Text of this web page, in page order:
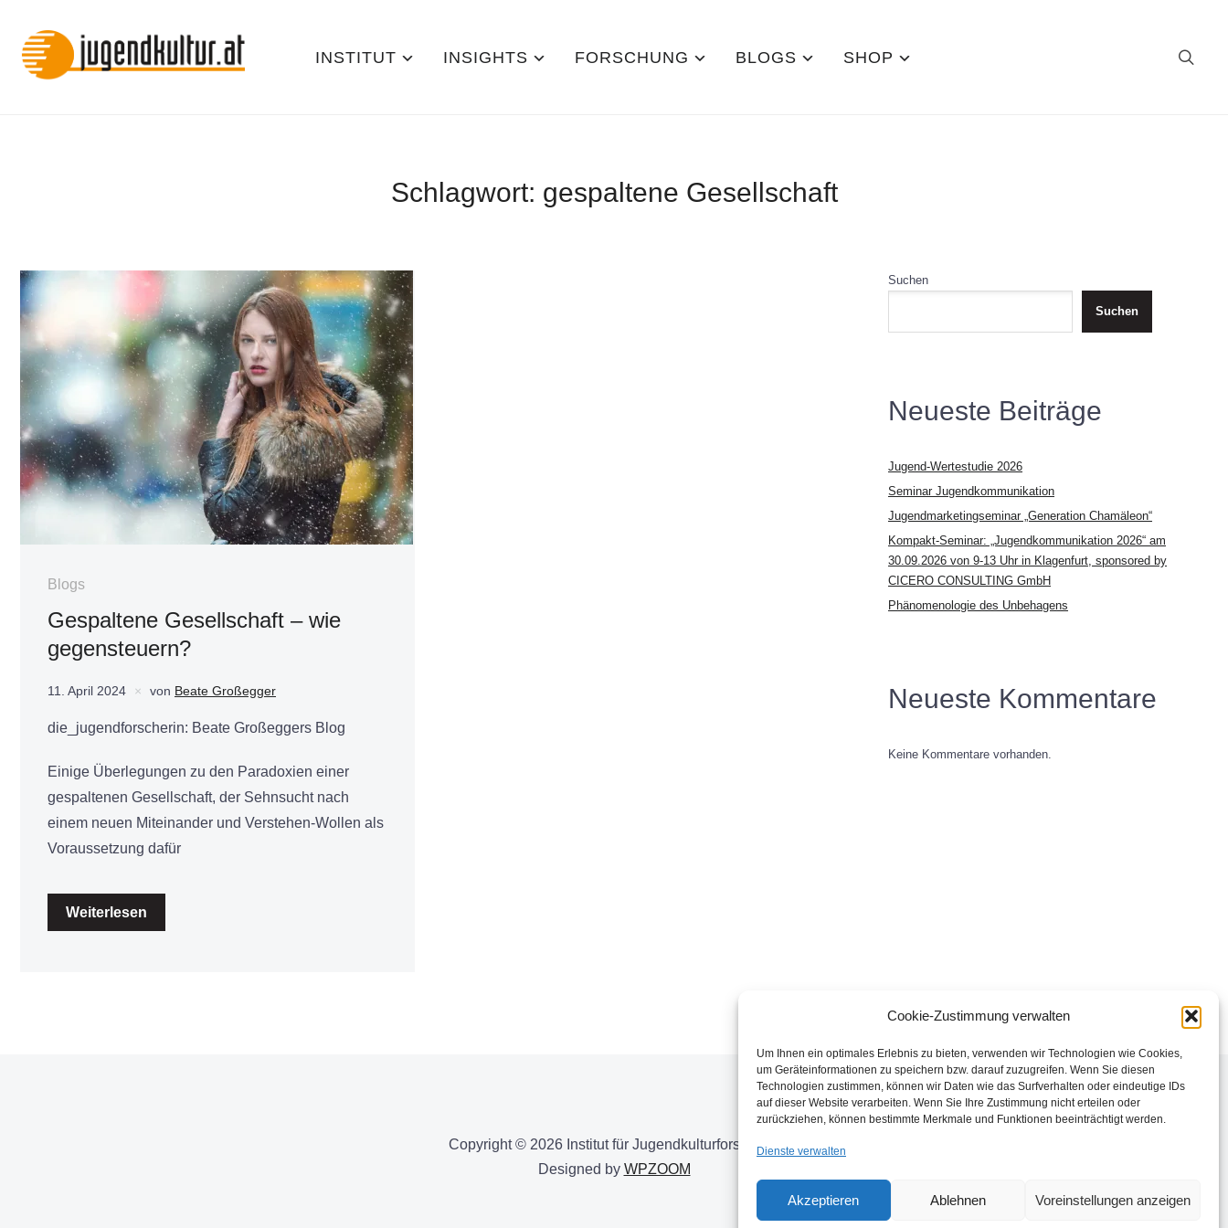
Cookie-Zustimmung verwalten
Um Ihnen ein optimales Erlebnis zu bieten, verwenden wir Technologien wie Cookies,
um Geräteinformationen zu speichern bzw. darauf zuzugreifen. Wenn Sie diesen
Technologien zustimmen, können wir Daten wie das Surfverhalten oder eindeutige IDs
auf dieser Website verarbeiten. Wenn Sie Ihre Zustimmung nicht erteilen oder
zurückziehen, können bestimmte Merkmale und Funktionen beeinträchtigt werden.
Dienste verwalten
Akzeptieren Ablehnen Voreinstellungen anzeigen
INSTITUT INSIGHTS FORSCHUNG BLOGS SHOP
Schlagwort: gespaltene Gesellschaft
Blogs
Gespaltene Gesellschaft – wie
gegensteuern?
11. April 2024 von Beate Großegger
die_jugendforscherin: Beate Großeggers Blog
Einige Überlegungen zu den Paradoxien einer
gespaltenen Gesellschaft, der Sehnsucht nach
einem neuen Miteinander und Verstehen-Wollen als
Voraussetzung dafür
Weiterlesen
Suchen
Suchen
Neueste Beiträge
Jugend-Wertestudie 2026
Seminar Jugendkommunikation
Jugendmarketingseminar „Generation Chamäleon“
Kompakt-Seminar: „Jugendkommunikation 2026“ am
30.09.2026 von 9-13 Uhr in Klagenfurt, sponsored by
CICERO CONSULTING GmbH
Phänomenologie des Unbehagens
Neueste Kommentare
Keine Kommentare vorhanden.
Copyright © 2026 Institut für Jugendkulturforschung
Designed by WPZOOM